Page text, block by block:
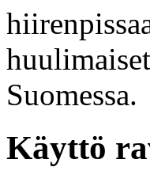
Suomessa.
Käyttö